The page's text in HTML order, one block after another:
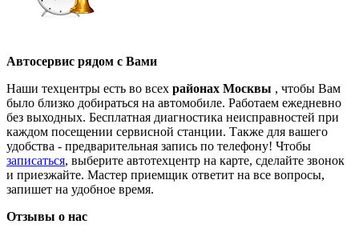
Автосервис рядом с Вами
Наши техцентры есть во всех районах Москвы , чтобы Вам
было близко добираться на автомобиле. Работаем ежедневно
без выходных. Бесплатная диагностика неисправностей при
каждом посещении сервисной станции. Также для вашего
удобства - предварительная запись по телефону! Чтобы
записаться, выберите автотехцентр на карте, сделайте звонок
и приезжайте. Мастер приемщик ответит на все вопросы,
запишет на удобное время.
Отзывы о нас